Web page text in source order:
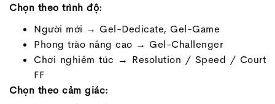
Chọn theo trình độ:
Người mới → Gel-Dedicate, Gel-Game
Phong trào nâng cao → Gel-Challenger
Chơi nghiêm túc → Resolution / Speed / Court
FF
Chọn theo cảm giác: